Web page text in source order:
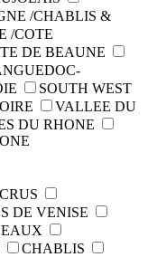
/CHABLIS &
/COTE
DE BEAUNE
SOUTH WEST
VALLEE DU
DU RHONE
DE VENISE
CHABLIS